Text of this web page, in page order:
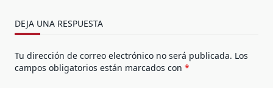
text">Página</span>
DEJA UNA RESPUESTA
Tu dirección de correo electrónico no será publicada. Los
campos obligatorios están marcados con *